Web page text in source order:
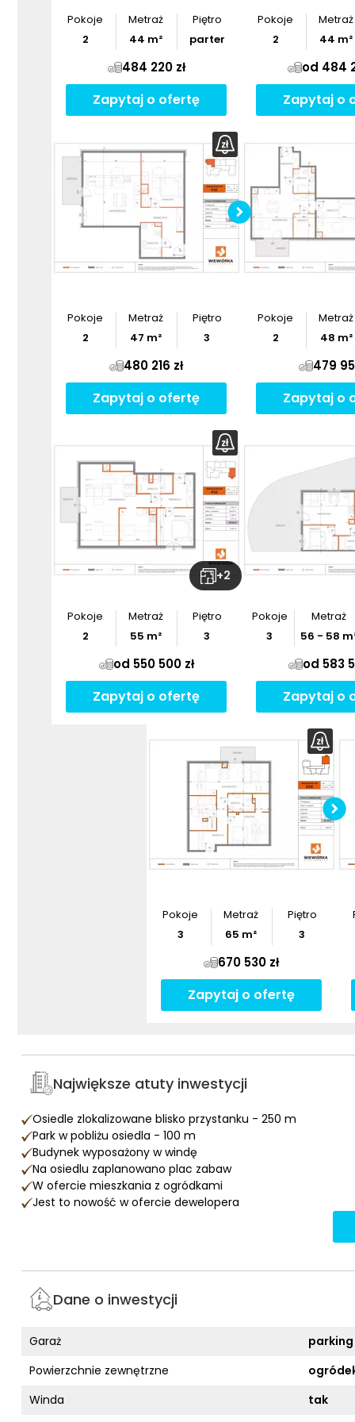
Pokoje
2
Metraż
44 m²
Piętro
parter
484 220 zł
Zapytaj o ofertę
Pokoje
2
Metraż
44 m²
od 484
Zapytaj o
Pokoje
2
Metraż
47 m²
Piętro
3
480 216 zł
Zapytaj o ofertę
Pokoje
2
Metraż
48 m²
479
Zapytaj o
+2
Pokoje
2
Metraż
55 m²
Piętro
3
od 550 500 zł
Zapytaj o ofertę
Pokoje
3
Metraż
56 - 58
od 583
Zapytaj o
Pokoje
3
Metraż
65 m²
Piętro
3
670 530 zł
Zapytaj o ofertę
Największe atuty inwestycji
Osiedle zlokalizowane blisko przystanku - 250 m
Park w pobliżu osiedla - 100 m
Budynek wyposażony w windę
Na osiedlu zaplanowano plac zabaw
W ofercie mieszkania z ogródkami
Jest to nowość w ofercie dewelopera
Dane o inwestycji
Garaż
Powierzchnie zewnętrzne
Winda
tak